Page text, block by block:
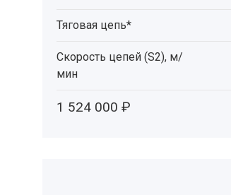
Тяговая цепь*
Скорость цепей (S2), м/
мин
1 524 000 ₽